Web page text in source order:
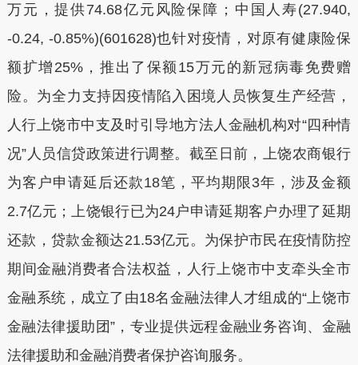
万元，提供74.68亿元风险保障；中国人寿(27.940,
-0.24, -0.85%)(601628)也针对疫情，对原有健康险保
额扩增25%，推出了保额15万元的新冠病毒免费赠
险。为全力支持因疫情陷入困境人员恢复生产经营，
人行上饶市中支及时引导地方法人金融机构对“四种情
况”人员信贷政策进行调整。截至日前，上饶农商银行
为客户申请延后还款18笔，平均期限3年，涉及金额
2.7亿元；上饶银行已为24户申请延期客户办理了延期
还款，贷款金额达21.53亿元。为保护市民在疫情防控
期间金融消费者合法权益，人行上饶市中支牵头全市
金融系统，成立了由18名金融法律人才组成的“上饶市
金融法律援助团”，专业提供远程金融业务咨询、金融
法律援助和金融消费者保护咨询服务。